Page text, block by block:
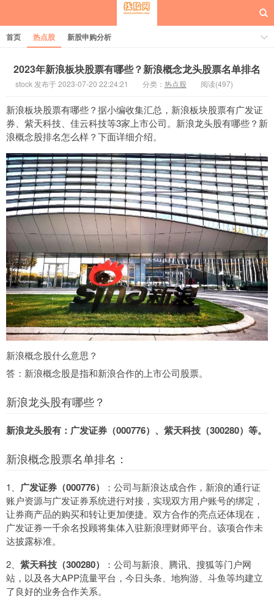
首页 热点股 新股申购分析
2023年新浪板块股票有哪些？新浪概念龙头股票名单排名
stock 发布于 2023-07-20 22:24:21 分类： 热点股 阅读(497)
新浪板块股票有哪些？据小编收集汇总，新浪板块股票有广发证
券、紫天科技、佳云科技等3家上市公司。新浪龙头股有哪些？新
浪概念股排名怎么样？下面详细介绍。
新浪概念股什么意思？
答：新浪概念股是指和新浪合作的上市公司股票。
新浪龙头股有哪些？
新浪龙头股有：广发证券（000776）、紫天科技（300280）等。
新浪概念股票名单排名：
1、 广发证券（000776）
：公司与新浪达成合作，新浪的通行证
账户资源与广发证券系统进行对接，实现双方用户账号的绑定，
让券商产品的购买和转让更加便捷。双方合作的亮点还体现在，
广发证券一千余名投顾将集体入驻新浪理财师平台。该项合作未
达披露标准。
2、 紫天科技（300280）
：公司与新浪、腾讯、搜狐等门户网
站，以及各大APP流量平台，今日头条、地狗游、斗鱼等均建立
了良好的业务合作关系。